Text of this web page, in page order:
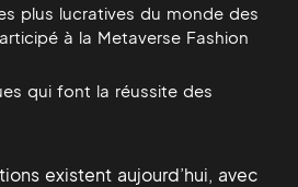
plus lucratives du monde des
à la Metaverse Fashion
qui font la réussite des
existent aujourd’hui, avec